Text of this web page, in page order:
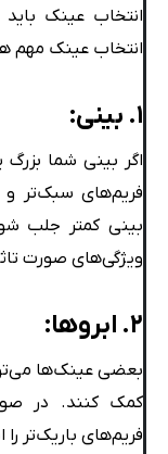
انتخاب عینک
انتخاب عینک مهم
۱. بینی:
اگر بینی شما
فریم‌های سبک‌تر و
بینی کمتر جلب
ویژگی‌های صورت
۲. ابروها:
بعضی عینک‌ها
کمک کنند. در
فریم‌های باریک‌تر را